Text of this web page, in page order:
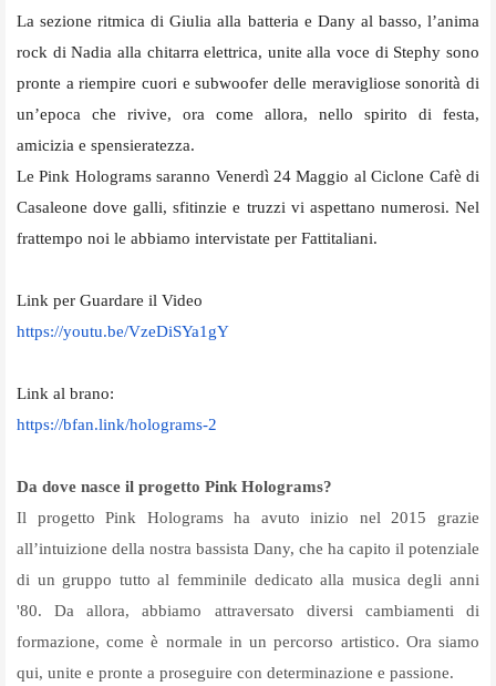
La sezione ritmica di Giulia alla batteria e Dany al basso, l’anima
rock di Nadia alla chitarra elettrica, unite alla voce di Stephy sono
pronte a riempire cuori e subwoofer delle meravigliose sonorità di
un’epoca che rivive, ora come allora, nello spirito di festa,
amicizia e spensieratezza.
Le Pink Holograms saranno Venerdì 24 Maggio al Ciclone Cafè di
Casaleone dove galli, sfitinzie e truzzi vi aspettano numerosi. Nel
frattempo noi le abbiamo intervistate per Fattitaliani.
Link per Guardare il Video
https://youtu.be/VzeDiSYa1gY
Link al brano:
https://bfan.link/holograms-2
Da dove nasce il progetto Pink Holograms?
Il progetto Pink Holograms ha avuto inizio nel 2015 grazie
all’intuizione della nostra bassista Dany, che ha capito il potenziale
di un gruppo tutto al femminile dedicato alla musica degli anni
'80. Da allora, abbiamo attraversato diversi cambiamenti di
formazione, come è normale in un percorso artistico. Ora siamo
qui, unite e pronte a proseguire con determinazione e passione.